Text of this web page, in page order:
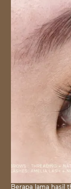
Berapa lama hasil